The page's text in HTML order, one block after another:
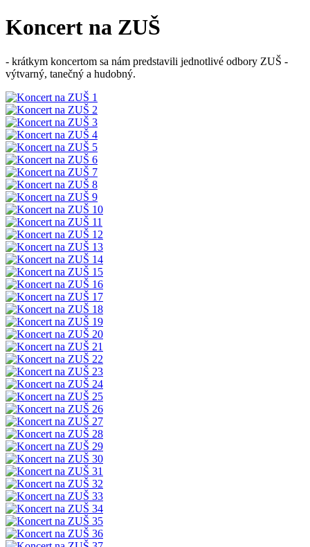
Koncert na ZUŠ
- krátkym koncertom sa nám predstavili jednotlivé odbory ZUŠ -
výtvarný, tanečný a hudobný.